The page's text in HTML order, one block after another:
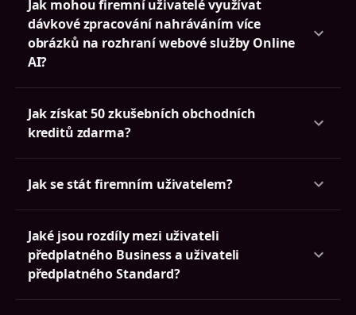
Jak mohou firemní uživatelé využívat
dávkové zpracování nahráváním více
obrázků na rozhraní webové služby Online
AI?
Jak získat 50 zkušebních obchodních
kreditů zdarma?
Jak se stát firemním uživatelem?
Jaké jsou rozdíly mezi uživateli
předplatného Business a uživateli
předplatného Standard?